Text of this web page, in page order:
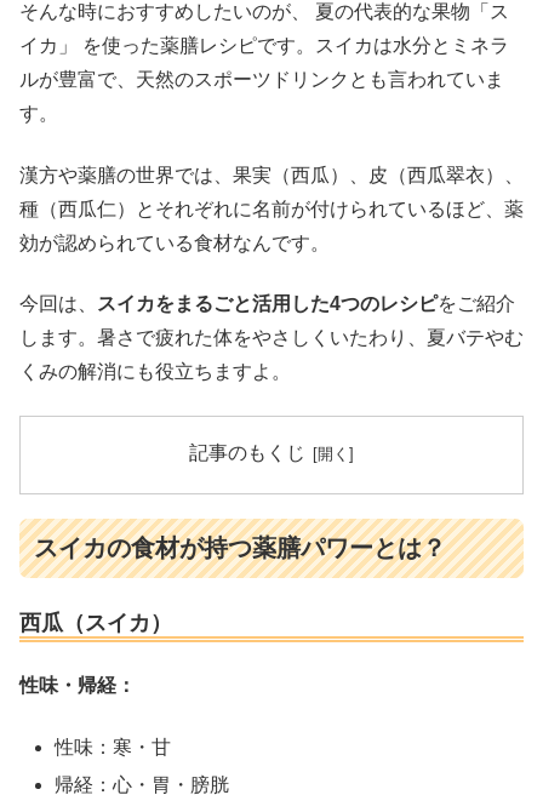
そんな時におすすめしたいのが、 夏の代表的な果物「ス
イカ」 を使った薬膳レシピです。スイカは水分とミネラ
ルが豊富で、天然のスポーツドリンクとも言われていま
す。
漢方や薬膳の世界では、果実（西瓜）、皮（西瓜翠衣）、
種（西瓜仁）とそれぞれに名前が付けられているほど、薬
効が認められている食材なんです。
今回は、 スイカをまるごと活用した4つのレシピをご紹介
します。暑さで疲れた体をやさしくいたわり、夏バテやむ
くみの解消にも役立ちますよ。
記事のもくじ
スイカの食材が持つ薬膳パワーとは？
西瓜（スイカ）
性味・帰経：
性味：寒・甘
帰経：心・胃・膀胱